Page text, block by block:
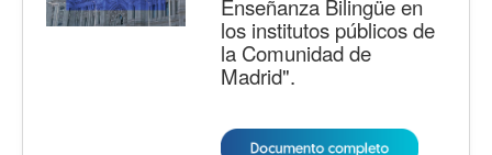
Enseñanza Bilingüe en
los institutos públicos de
la Comunidad de
Madrid".